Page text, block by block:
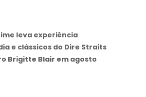
leva experiência
e clássicos do Dire Straits
Brigitte Blair em agosto